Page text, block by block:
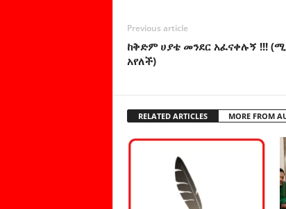
Previous article
ከቅድም ሀያቴ መንደር አፈናቀሉኝ !!!
አየለች)
RELATED ARTICLES MORE FROM